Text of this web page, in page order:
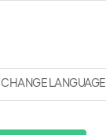
CHANGE LANGUAGE